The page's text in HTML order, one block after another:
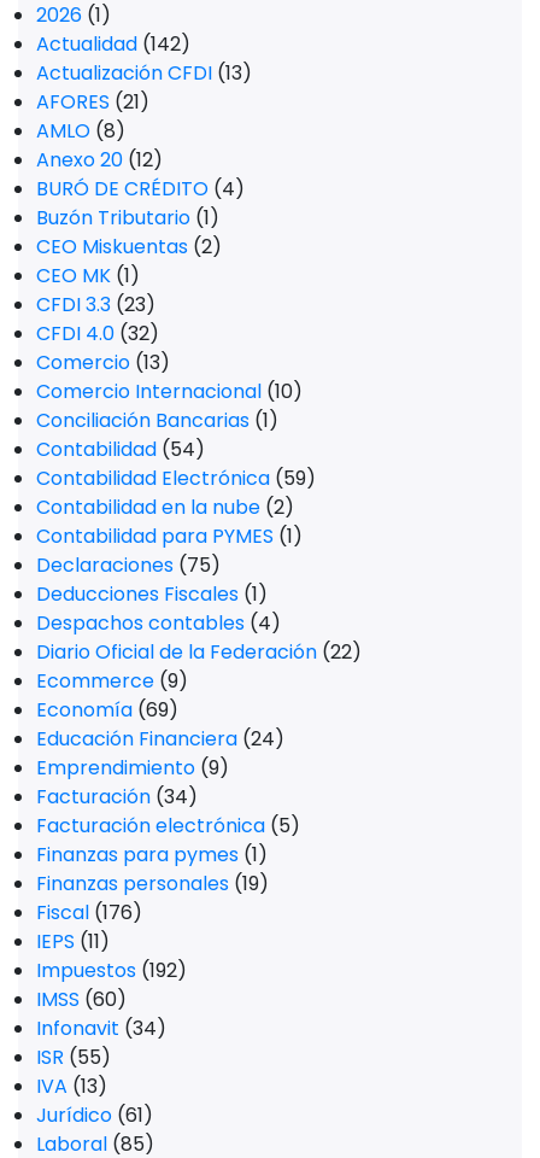
2026 (1)
Actualidad (142)
Actualización CFDI (13)
AFORES (21)
AMLO (8)
Anexo 20 (12)
BURÓ DE CRÉDITO (4)
Buzón Tributario (1)
CEO Miskuentas (2)
CEO MK (1)
CFDI 3.3 (23)
CFDI 4.0 (32)
Comercio (13)
Comercio Internacional (10)
Conciliación Bancarias (1)
Contabilidad (54)
Contabilidad Electrónica (59)
Contabilidad en la nube (2)
Contabilidad para PYMES (1)
Declaraciones (75)
Deducciones Fiscales (1)
Despachos contables (4)
Diario Oficial de la Federación (22)
Ecommerce (9)
Economía (69)
Educación Financiera (24)
Emprendimiento (9)
Facturación (34)
Facturación electrónica (5)
Finanzas para pymes (1)
Finanzas personales (19)
Fiscal (176)
IEPS (11)
Impuestos (192)
IMSS (60)
Infonavit (34)
ISR (55)
IVA (13)
Jurídico (61)
Laboral (85)